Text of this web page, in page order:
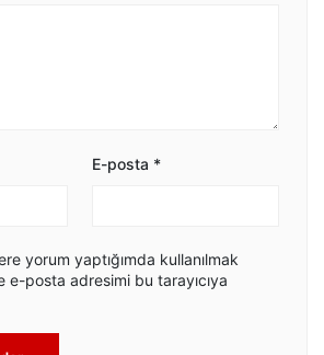
E-posta *
yorum yaptığımda kullanılmak
e-posta adresimi bu tarayıcıya